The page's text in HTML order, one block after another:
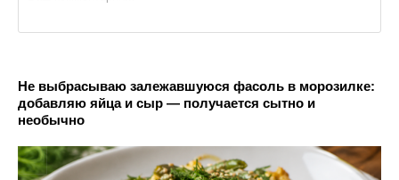
Не выбрасываю залежавшуюся фасоль в морозилке:
добавляю яйца и сыр — получается сытно и
необычно